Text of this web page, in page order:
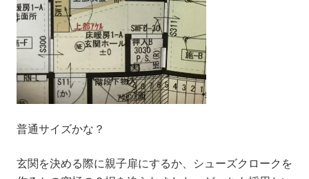
普通サイズかな？
玄関を決める際に親子扉にするか、シューズクロークを